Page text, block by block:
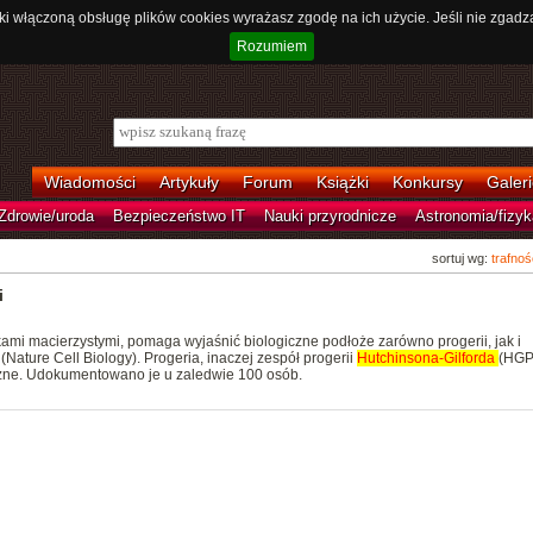
obsługę plików cookies wyrażasz zgodę na ich użycie. Jeśli nie
Rozumiem
Wiadomości Artykuły Forum Książki Konkursy
uroda Bezpieczeństwo IT Nauki przyrodnicze Astronomia/
sortuj wg:
macierzystymi, pomaga wyjaśnić biologiczne podłoże zarówno progerii, jak i
Cell Biology). Progeria, inaczej zespół progerii Hutchinsona-Gilforda
Udokumentowano je u zaledwie 100 osób.